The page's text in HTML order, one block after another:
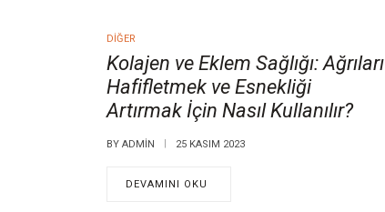
DIĞER
Kolajen ve Eklem Sağlığı: Ağrıları
Hafifletmek ve Esnekliği
Artırmak İçin Nasıl Kullanılır?
BY ADMIN 25 KASIM 2023
DEVAMINI OKU